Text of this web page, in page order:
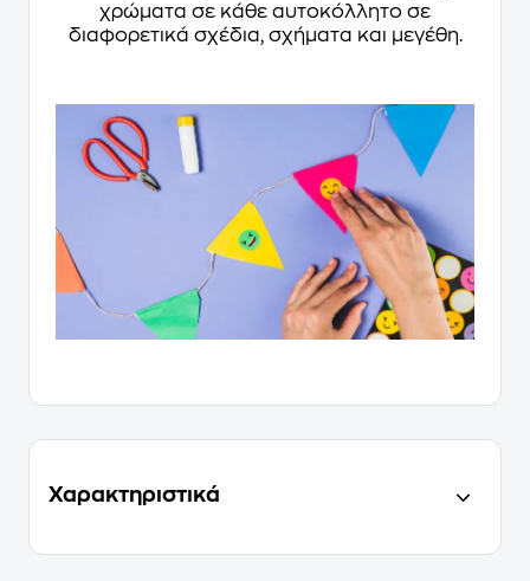
χρώματα σε κάθε αυτοκόλλητο σε
διαφορετικά σχέδια, σχήματα και μεγέθη.
Χαρακτηριστικά